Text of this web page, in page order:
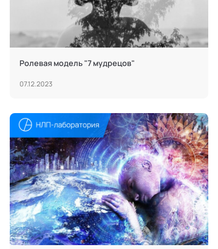
Ролевая модель "7 мудрецов"
07.12.2023